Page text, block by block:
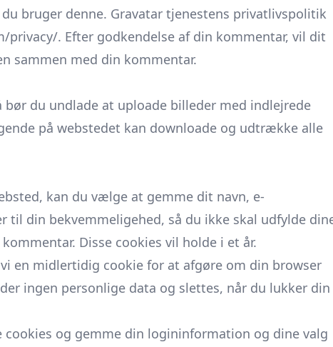
bruger denne. Gravatar tjenestens privatlivspolitik
. Efter godkendelse af din kommentar, vil dit
sammen med din kommentar.
du undlade at uploade billeder med indlejrede
på webstedet kan downloade og udtrække alle
kan du vælge at gemme dit navn, e-
til din bekvemmeligehed, så du ikke skal udfylde
Disse cookies vil holde i et år.
en midlertidig cookie for at afgøre om din browser
ingen personlige data og slettes, når du lukker din
og gemme din logininformation og dine valg